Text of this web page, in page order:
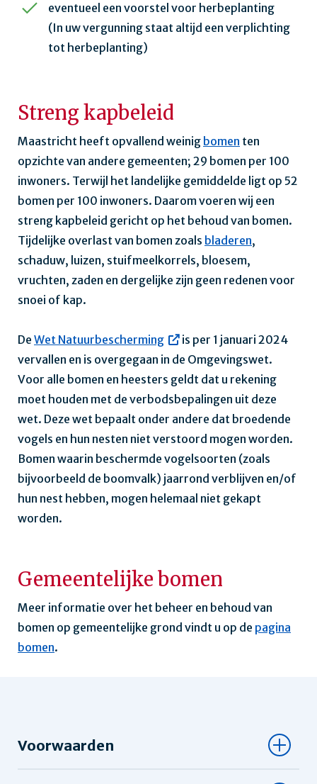
eventueel een voorstel voor herbeplanting
(In uw vergunning staat altijd een verplichting
tot herbeplanting)
Streng kapbeleid
Maastricht heeft opvallend weinig bomen ten
opzichte van andere gemeenten; 29 bomen per 100
inwoners. Terwijl het landelijke gemiddelde ligt op 52
bomen per 100 inwoners. Daarom voeren wij een
streng kapbeleid gericht op het behoud van bomen.
Tijdelijke overlast van bomen zoals bladeren,
schaduw, luizen, stuifmeelkorrels, bloesem,
vruchten, zaden en dergelijke zijn geen redenen voor
snoei of kap.
De Wet Natuurbescherming
is per 1 januari 2024
vervallen en is overgegaan in de Omgevingswet.
Voor alle bomen en heesters geldt dat u rekening
moet houden met de verbodsbepalingen uit deze
wet. Deze wet bepaalt onder andere dat broedende
vogels en hun nesten niet verstoord mogen worden.
Bomen waarin beschermde vogelsoorten (zoals
bijvoorbeeld de boomvalk) jaarrond verblijven en/of
hun nest hebben, mogen helemaal niet gekapt
worden.
Gemeentelijke bomen
Meer informatie over het beheer en behoud van
bomen op gemeentelijke grond vindt u op de pagina
bomen.
Voorwaarden